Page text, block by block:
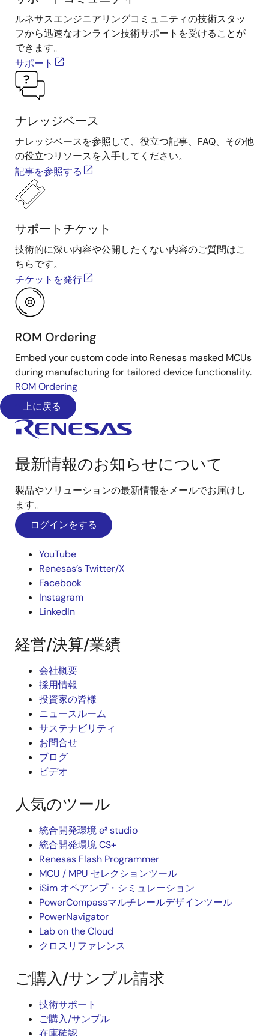
ルネサスエンジニアリングコミュニティの技術スタッ
フから迅速なオンライン技術サポートを受けることが
できます。
サポート
ナレッジベース
ナレッジベースを参照して、役立つ記事、FAQ、その他
の役立つリソースを入手してください。
記事を参照する
サポートチケット
技術的に深い内容や公開したくない内容のご質問はこ
ちらです。
チケットを発行
ROM Ordering
Embed your custom code into Renesas masked MCUs
during manufacturing for tailored device functionality.
ROM Ordering
上に戻る
最新情報のお知らせについて
製品やソリューションの最新情報をメールでお届けし
ます。
ログインをする
YouTube
Renesas’s Twitter/X
Facebook
Instagram
LinkedIn
経営/決算/業績
会社概要
採用情報
投資家の皆様
ニュースルーム
サステナビリティ
お問合せ
ブログ
ビデオ
人気のツール
統合開発環境 e² studio
統合開発環境 CS+
Renesas Flash Programmer
MCU / MPU セレクションツール
iSim オペアンプ・シミュレーション
PowerCompassマルチレールデザインツール
PowerNavigator
Lab on the Cloud
クロスリファレンス
ご購入/サンプル請求
技術サポート
ご購入/サンプル